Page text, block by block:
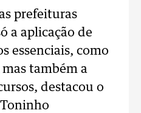
prefeituras
a aplicação de
essenciais, como
também a
destacou o